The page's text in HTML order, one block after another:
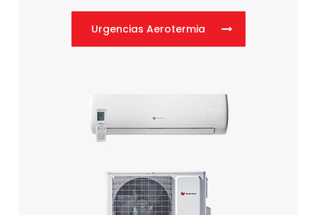
Urgencias Aerotermia